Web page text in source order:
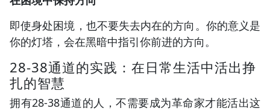
即使身处困境，也不要失去内在的方向。你的意义是
你的灯塔，会在黑暗中指引你前进的方向。
28-38通道的实践：在日常生活中活出挣
扎的智慧
拥有28-38通道的人，不需要成为革命家才能活出这